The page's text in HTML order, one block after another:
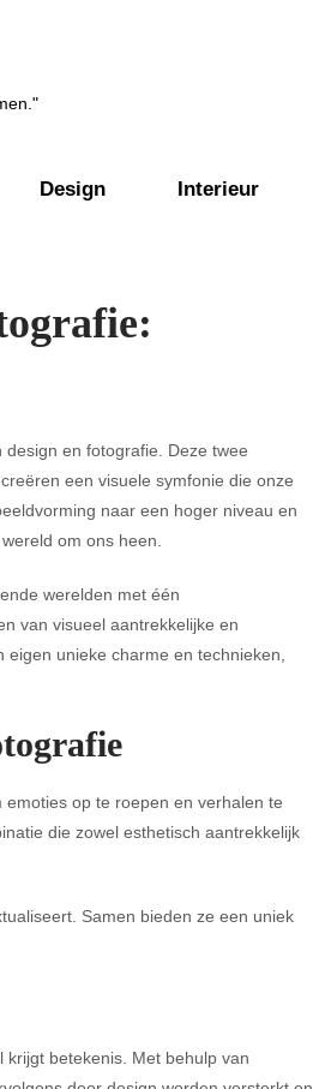
Design Interieur
en fotografie. Deze twee
een visuele symfonie die onze
naar een hoger niveau en
om ons heen.
werelden met één
van visueel aantrekkelijke en
unieke charme en technieken,
op te roepen en verhalen te
die zowel esthetisch aantrekkelijk
Samen bieden ze een uniek
betekenis. Met behulp van